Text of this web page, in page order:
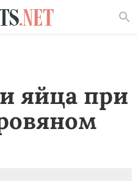
яйца при